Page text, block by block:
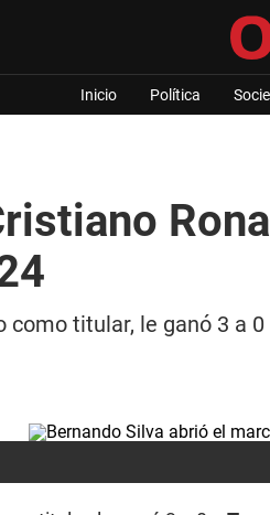
Inicio Política
como titular, le ganó 3 a